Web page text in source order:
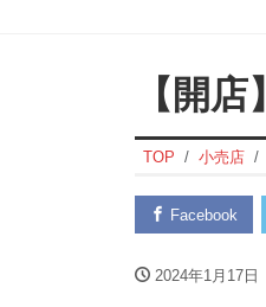
【開
TOP 小売店
Facebook
2024年1月17日